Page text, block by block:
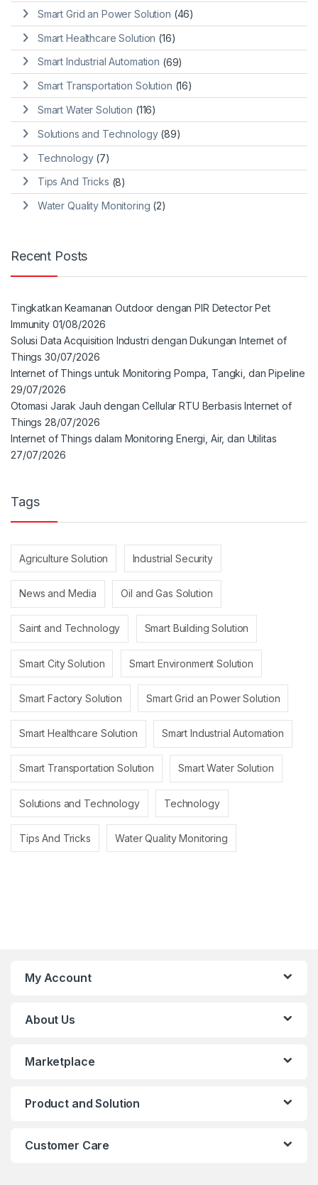
Smart Grid an Power Solution (46)
Smart Healthcare Solution (16)
Smart Industrial Automation (69)
Smart Transportation Solution (16)
Smart Water Solution (116)
Solutions and Technology(89)
Technology(7)
Tips And Tricks (8)
Water Quality Monitoring (2)
Recent Posts
Tingkatkan Keamanan Outdoor dengan PIR Detector Pet
Immunity 01/08/2026
Solusi Data Acquisition Industri dengan Dukungan Internet of
Things 30/07/2026
Internet of Things untuk Monitoring Pompa, Tangki, dan Pipeline
29/07/2026
Otomasi Jarak Jauh dengan Cellular RTU Berbasis Internet of
Things 28/07/2026
Internet of Things dalam Monitoring Energi, Air, dan Utilitas
27/07/2026
Tags
Agriculture Solution Industrial Security
News and Media Oil and Gas Solution
Saint and Technology Smart Building Solution
Smart City Solution Smart Environment Solution
Smart Factory Solution Smart Grid an Power Solution
Smart Healthcare Solution Smart Industrial Automation
Smart Transportation Solution Smart Water Solution
Solutions and Technology Technology
Tips And Tricks Water Quality Monitoring
My Account
About Us
Marketplace
Product and Solution
Customer Care